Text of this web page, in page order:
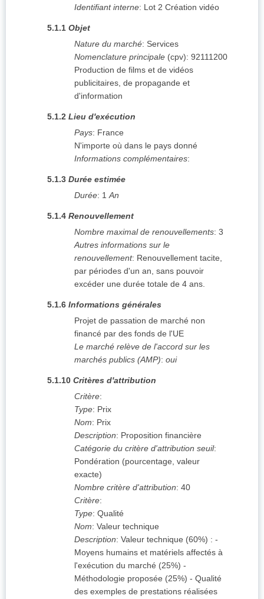
Identifiant interne: Lot 2 Création vidéo
5.1.1 Objet
Nature du marché: Services
Nomenclature principale (cpv): 92111200
Production de films et de vidéos
publicitaires, de propagande et
d'information
5.1.2 Lieu d'exécution
Pays: France
N'importe où dans le pays donné
Informations complémentaires:
5.1.3 Durée estimée
Durée: 1 An
5.1.4 Renouvellement
Nombre maximal de renouvellements: 3
Autres informations sur le
renouvellement: Renouvellement tacite,
par périodes d'un an, sans pouvoir
excéder une durée totale de 4 ans.
5.1.6 Informations générales
Projet de passation de marché non
financé par des fonds de l'UE
Le marché relève de l'accord sur les
marchés publics (AMP): oui
5.1.10 Critères d'attribution
Critère:
Type: Prix
Nom: Prix
Description: Proposition financière
Catégorie du critère d'attribution seuil:
Pondération (pourcentage, valeur
exacte)
Nombre critère d'attribution: 40
Critère:
Type: Qualité
Nom: Valeur technique
Description: Valeur technique (60%) : -
Moyens humains et matériels affectés à
l'exécution du marché (25%) -
Méthodologie proposée (25%) - Qualité
des exemples de prestations réalisées